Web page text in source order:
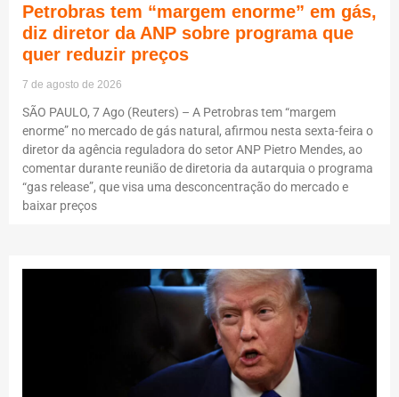
Petrobras tem “margem enorme” em gás,
diz diretor da ANP sobre programa que
quer reduzir preços
7 de agosto de 2026
SÃO PAULO, 7 Ago (Reuters) – A Petrobras tem “margem
enorme” no mercado de gás natural, afirmou nesta sexta-feira o
diretor da agência reguladora do setor ANP Pietro Mendes, ao
comentar durante reunião de diretoria da autarquia o programa
“gas release”, que visa uma desconcentração do mercado e
baixar preços